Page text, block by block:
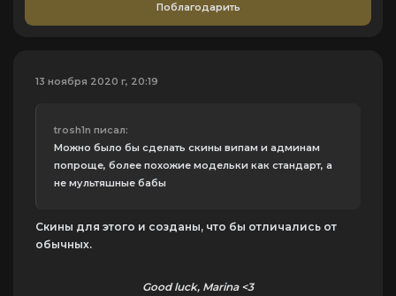
Поблагодарить
13 ноября 2020 г, 20:19
trosh1n писал:
Можно было бы сделать скины випам и админам
попроще, более похожие модельки как стандарт, а
не мультяшные бабы
Скины для этого и созданы, что бы отличались от
обычных.
Good luck, Marina <3